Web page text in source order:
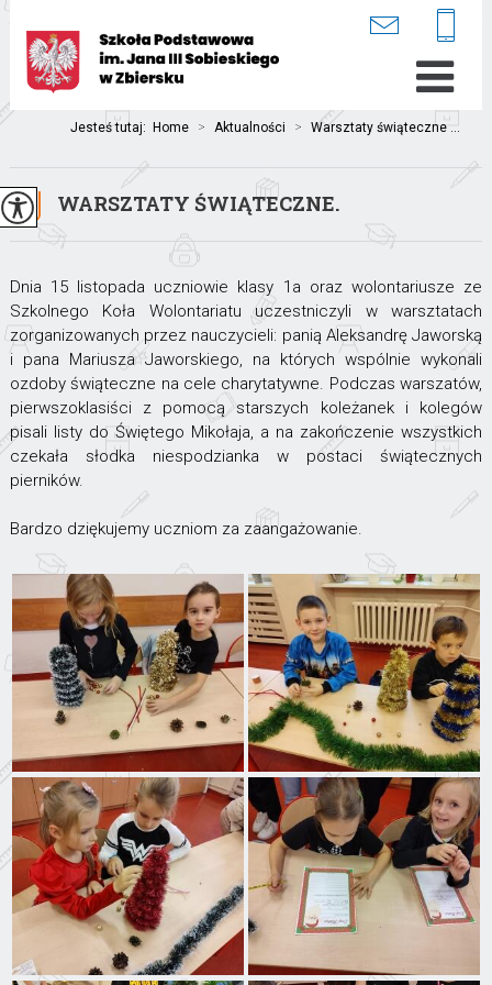
Jesteś tutaj: Home > Aktualności > Warsztaty świąteczne ...
WARSZTATY ŚWIĄTECZNE.
Dnia 15 listopada uczniowie klasy 1a oraz wolontariusze ze
Szkolnego Koła Wolontariatu uczestniczyli w warsztatach
zorganizowanych przez nauczycieli: panią Aleksandrę Jaworską
i pana Mariusza Jaworskiego, na których wspólnie wykonali
ozdoby świąteczne na cele charytatywne. Podczas warszatów,
pierwszoklasiści z pomocą starszych koleżanek i kolegów
pisali listy do Świętego Mikołaja, a na zakończenie wszystkich
czekała słodka niespodzianka w postaci świątecznych
pierników.
Bardzo dziękujemy uczniom za zaangażowanie.